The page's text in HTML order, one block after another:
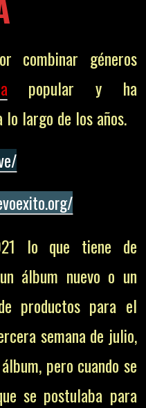
combinar géneros
popular y ha
largo de los años.
lo que tiene de
álbum nuevo o un
productos para el
semana de julio,
pero cuando se
se postulaba para